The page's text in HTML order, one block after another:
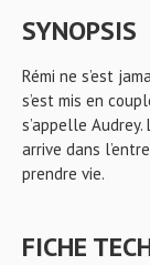
SYNOPSIS
Rémi ne s’est
s’est mis en
s’appelle
arrive dans
prendre vie.
FICHE